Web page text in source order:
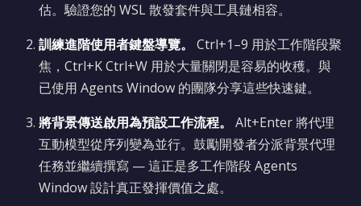
估。驗證您的 WSL 散發套件與工具鏈相容。
訓練進階使用者鍵盤導覽。
Ctrl+1–9 用於工作階段聚
焦，Ctrl+K Ctrl+W 用於大量關閉是容易的收穫。與
已使用 Agents Window 的團隊分享這些快速鍵。
將背景傳送啟用為預設工作流程。
Alt+Enter 將代理
互動模型從序列變為並行。鼓勵開發者分派背景代理
任務並繼續撰寫 — 這正是多工作階段 Agents
Window 設計真正發揮價值之處。